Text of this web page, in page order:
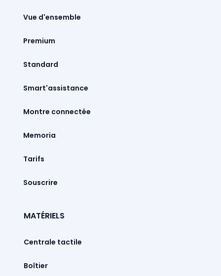
Vue d'ensemble
Premium
Standard
Smart'assistance
Montre connectée
Memoria
Tarifs
Souscrire
MATÉRIELS
Centrale tactile
Boîtier